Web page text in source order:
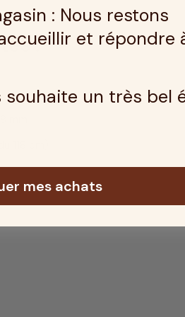
:
cm)
: Nous restons
et répondre
souhaite un très bel
mes achats